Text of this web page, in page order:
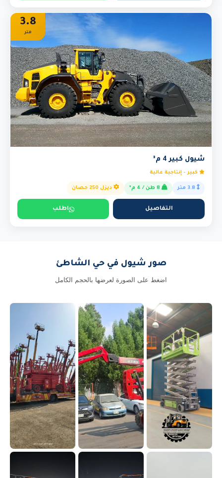
3.8
متر
شيول كبير 4 م³
كبير - إنتاجية عالية
ديزل 250 حصان
التفاصيل اطلب
صور شيول في حي الشاطئ
اضغط على الصورة لعرضها بالحجم الكامل